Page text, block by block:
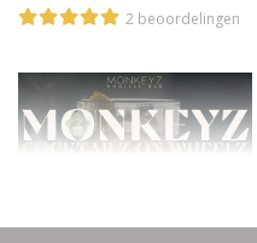
2 beoordelingen
Monkeyz | Cocktailz on